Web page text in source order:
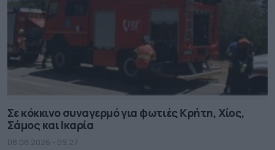
Σε κόκκινο συναγερμό για φωτιές Κρήτη, Χίος,
Σάμος και Ικαρία
08.08.2026 - 09.27